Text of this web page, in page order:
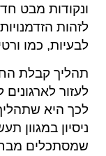
ונקודות מבט
לזהות
לבעיות, כמו
תהליך קבלת
לעזור
לכך היא
ניסיון במגוון
שמסתכלים